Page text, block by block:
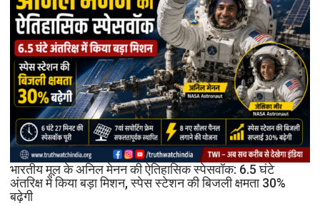
8,000mAh
बैटरी,
120Hz
AMOLED
डिस्प्ले
और
Snapdragon
4
Gen
4
के
साथ
भारतीय मूल के अनिल मेनन की ऐतिहासिक स्पेसवॉक: 6.5 घंटे
अंतरिक्ष में किया बड़ा मिशन, स्पेस स्टेशन की बिजली क्षमता 30%
बढ़ेगी